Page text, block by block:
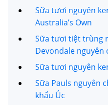
Sữa tươi nguyên
Australia’s Own
Sữa tươi tiệt trùng
Devondale nguyên
Sữa tươi nguyên
Sữa Pauls nguyên
khẩu Úc